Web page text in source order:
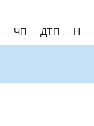
ЧП ДТП